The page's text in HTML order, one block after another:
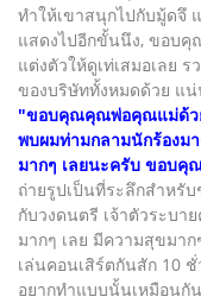
ทำให้เขาสนุกไปกับมู้ดจึ
แสดงไปอีกขั้นนึง, ขอบ
แต่งตัวให้ดูเท่เสมอเลย
ของบริษัททั้งหมดด้วย แ
"ขอบคุณคุณพ่อคุณแม่ด้ว
พบผมท่ามกลามนักร้องม
มากๆ เลยนะครับ ขอบคุ
ถ่ายรูปเป็นที่ระลึกสำหรั
กับวงดนตรี เจ้าตัวระบ
มากๆ เลย มีความสุขมา
เล่นคอนเสิร์ตกันสัก 10
อยากทำแบบนั้นเหมือนกั